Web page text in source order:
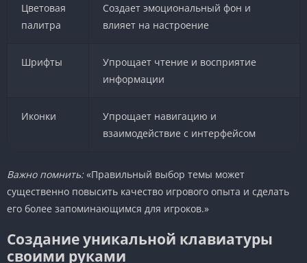
Цветовая
палитра
Создает эмоциональный фон и
влияет на настроение
Шрифты
Упрощает чтение и восприятие
информации
Иконки
Упрощает навигацию и
взаимодействие с интерфейсом
Важно помнить:«Правильный выбор темы может
существенно повысить качество игрового опыта и сделать
его более запоминающимся для игроков.»
Создание уникальной клавиатуры
своими руками